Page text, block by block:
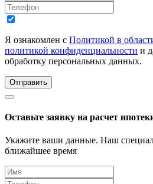
Я ознакомлен с Политикой в
политикой конфиденциальности и
обработку персональных данных.
Отправить
Оставьте заявку на расчет
Укажите ваши данные. Наш
ближайшее время